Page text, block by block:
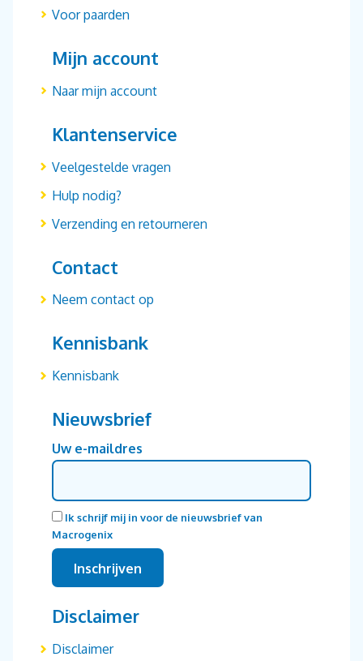
Voor paarden
Mijn account
Naar mijn account
Klantenservice
Veelgestelde vragen
Hulp nodig?
Verzending en retourneren
Contact
Neem contact op
Kennisbank
Kennisbank
Nieuwsbrief
Uw e-maildres
Ik schrijf mij in voor de nieuwsbrief van
Macrogenix
Disclaimer
Disclaimer